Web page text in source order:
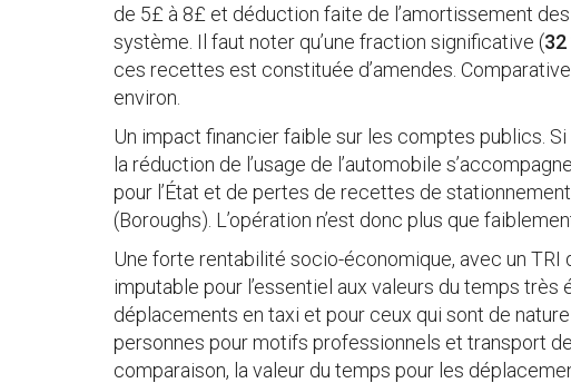
de 5£ à 8£ et déduction faite de l’amortissement
système. Il faut noter qu’une fraction significative (32
ces recettes est constituée d’amendes.
environ.
Un impact financier faible sur les comptes publics.
la réduction de l’usage de l’automobile
pour l’État et de pertes de recettes de
(Boroughs). L’opération n’est donc plus que
Une forte rentabilité socio-économique, avec un TRI
imputable pour l’essentiel aux valeurs du temps
déplacements en taxi et pour ceux qui sont de
personnes pour motifs professionnels et transport
comparaison, la valeur du temps pour les